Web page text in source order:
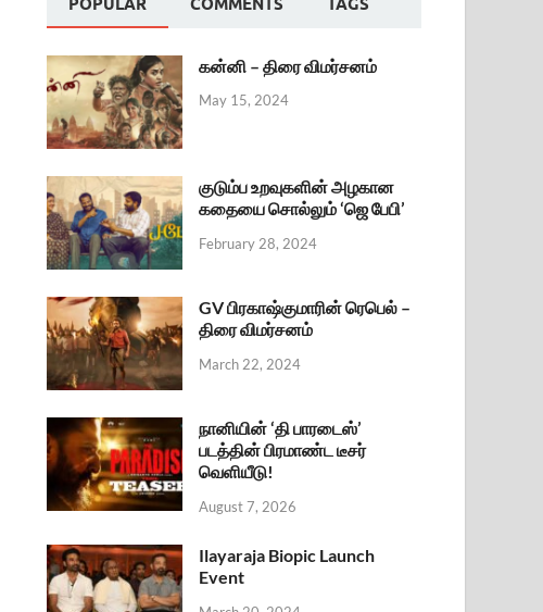
POPULAR COMMENTS TAGS
கன்னி – திரை விமர்சனம்
May 15, 2024
குடும்ப உறவுகளின் அழகான
கதையை சொல்லும் ‘ஜெ பேபி’
February 28, 2024
GV பிரகாஷ்குமாரின் ரெபெல் –
திரை விமர்சனம்
March 22, 2024
நானியின் ‘தி பாரடைஸ்’
படத்தின் பிரமாண்ட டீசர்
வெளியீடு!
August 7, 2026
Ilayaraja Biopic Launch
Event